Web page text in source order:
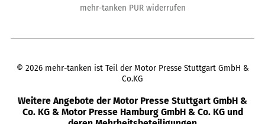
mehr-tanken PUR widerrufen
© 2026 mehr-tanken ist Teil der Motor Presse Stuttgart GmbH &
Co.KG
Weitere Angebote der Motor Presse Stuttgart GmbH &
Co. KG & Motor Presse Hamburg GmbH & Co. KG und